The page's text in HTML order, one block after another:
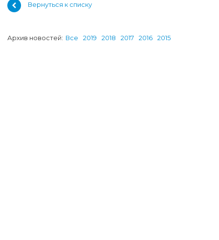
Вернуться к списку
Архив новостей: Все 2019 2018 2017 2016 2015